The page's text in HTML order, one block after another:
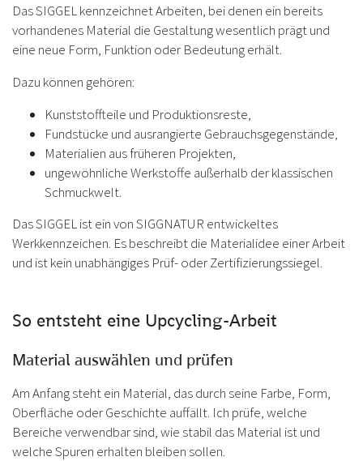
Das SIGGEL kennzeichnet Arbeiten, bei denen ein bereits
vorhandenes Material die Gestaltung wesentlich prägt und
eine neue Form, Funktion oder Bedeutung erhält.
Dazu können gehören:
Kunststoffteile und Produktionsreste,
Fundstücke und ausrangierte Gebrauchsgegenstände,
Materialien aus früheren Projekten,
ungewöhnliche Werkstoffe außerhalb der klassischen
Schmuckwelt.
Das SIGGEL ist ein von SIGGNATUR entwickeltes
Werkkennzeichen. Es beschreibt die Materialidee einer Arbeit
und ist kein unabhängiges Prüf- oder Zertifizierungssiegel.
So entsteht eine Upcycling-Arbeit
Material auswählen und prüfen
Am Anfang steht ein Material, das durch seine Farbe, Form,
Oberfläche oder Geschichte auffällt. Ich prüfe, welche
Bereiche verwendbar sind, wie stabil das Material ist und
welche Spuren erhalten bleiben sollen.